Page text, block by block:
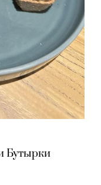
Бутырки